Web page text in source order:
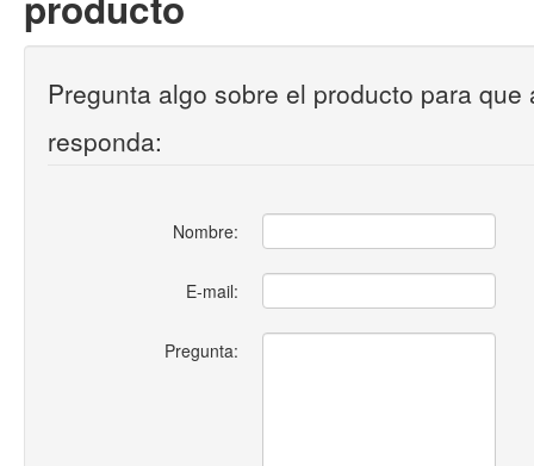
Pregunta algo sobre el producto para que
responda:
Nombre:
E-mail:
Pregunta: